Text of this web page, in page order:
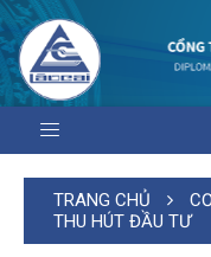
TRANG CHỦ
THU HÚT ĐẦU TƯ